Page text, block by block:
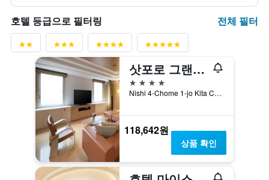
호텔 등급으로 필터링 전체 필터
삿포로 그랜드 호텔
4성급
Nishi 4-Chome 1-jo Kita Chuo-ku, 삿포로, 일본
118,642원
상품 확인